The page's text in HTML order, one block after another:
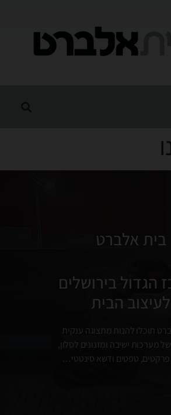
בית אלברט
הגדול בירושלים
לעיצוב הבית
תוכלו להנות מתצוגה ענקית
מערכות ישיבה ומזנונים לסלון,
פרקטים, טפטים ודשא סינטטי…